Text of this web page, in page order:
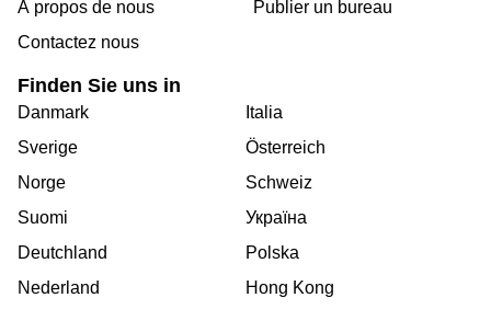
Bertrange
Сoworking
Alzette
Сoworking
Sandweiler
Bureaux
Esch-
sur-
Sandweiler
Á propos de nous
Contactez nous
Publier un bureau
Finden Sie uns in
Danmark
Sverige
Norge
Suomi
Deutchland
Nederland
Italia
Österreich
Schweiz
Україна
Polska
Hong Kong